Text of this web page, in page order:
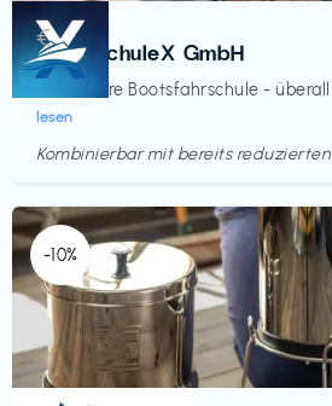
Kurse
BootsschuleX GmbH
Deine faire Bootsfahrschule -
lesen
€‎
Kombinierbar mit bereits
-10%